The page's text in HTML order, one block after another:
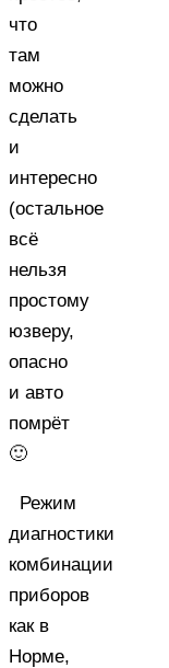
что
там
можно
сделать
и
интересно
(остальное
всё
нельзя
простому
юзверу,
опасно
и авто
помрёт
🙂
Режим
диагностики
комбинации
приборов
как в
Норме,